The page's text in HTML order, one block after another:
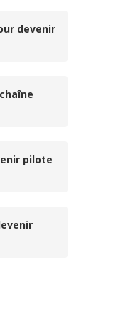
devenir
pilote